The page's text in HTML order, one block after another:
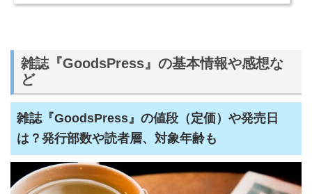
雑誌『GoodsPress』の基本情報や感想な
ど
雑誌『GoodsPress』の値段（定価）や発売日
は？発行部数や読者層、対象年齢も